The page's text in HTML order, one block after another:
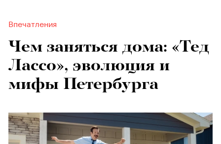
Впечатления
Чем заняться дома: «Тед
Лассо», эволюция и
мифы Петербурга